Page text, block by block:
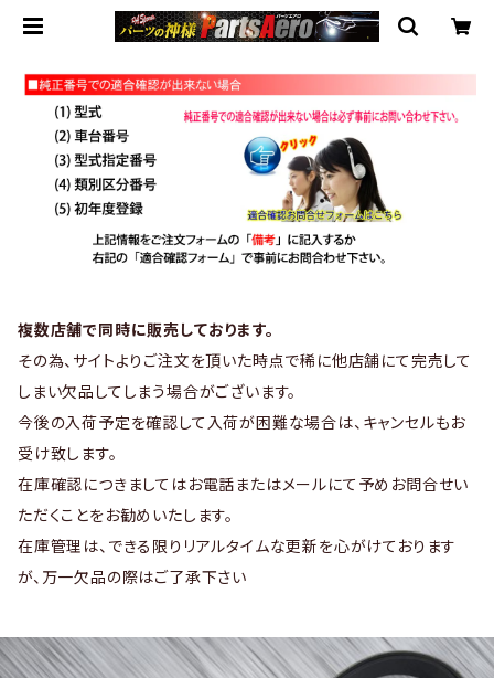
複数店舗で同時に販売しております。
その為、サイトよりご注文を頂いた時点で稀に他店舗にて完売して
しまい欠品してしまう場合がございます。
今後の入荷予定を確認して入荷が困難な場合は、キャンセルもお
受け致します。
在庫確認につきましてはお電話またはメールにて予めお問合せい
ただくことをお勧めいたします。
在庫管理は、できる限りリアルタイムな更新を心がけております
が、万一欠品の際はご了承下さい